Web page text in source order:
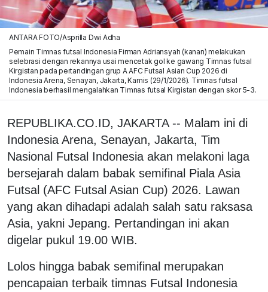
ANTARA FOTO/Asprilla Dwi Adha
Pemain Timnas futsal Indonesia Firman Adriansyah (kanan) melakukan
selebrasi dengan rekannya usai mencetak gol ke gawang Timnas futsal
Kirgistan pada pertandingan grup A AFC Futsal Asian Cup 2026 di
Indonesia Arena, Senayan, Jakarta, Kamis (29/1/2026). Timnas futsal
Indonesia berhasil mengalahkan Timnas futsal Kirgistan dengan skor 5-3.
REPUBLIKA.CO.ID, JAKARTA -- Malam ini di
Indonesia Arena, Senayan, Jakarta, Tim
Nasional Futsal Indonesia akan melakoni laga
bersejarah dalam babak semifinal Piala Asia
Futsal (AFC Futsal Asian Cup) 2026. Lawan
yang akan dihadapi adalah salah satu raksasa
Asia, yakni Jepang. Pertandingan ini akan
digelar pukul 19.00 WIB.
Lolos hingga babak semifinal merupakan
pencapaian terbaik timnas Futsal Indonesia